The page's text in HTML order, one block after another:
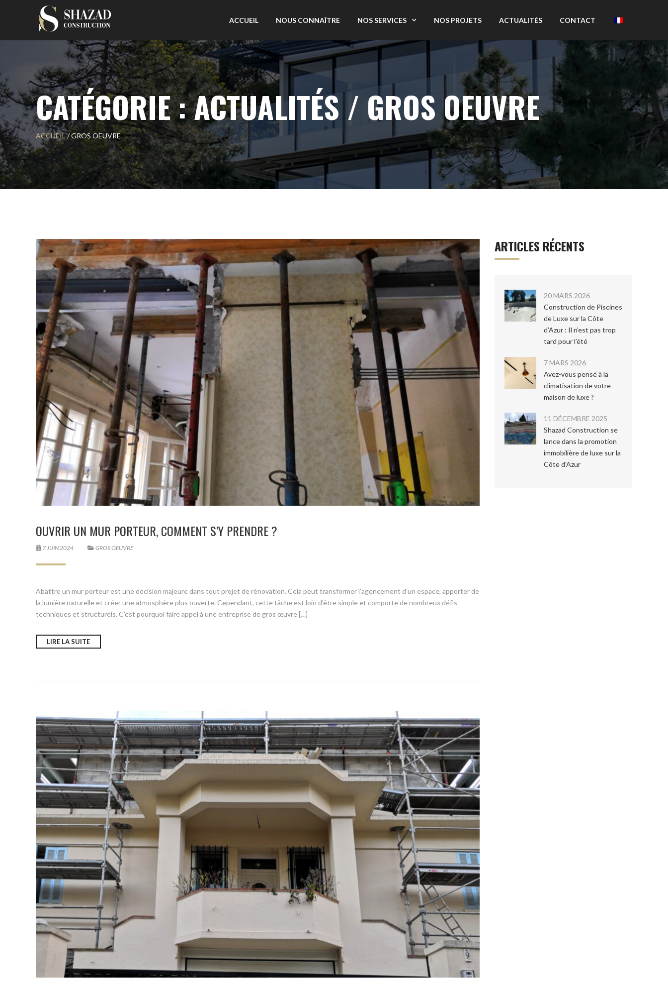
ACCUEIL NOUS CONNAÎTRE NOS SERVICES NOS PROJETS ACTUALITÉS CONTACT
CATÉGORIE : ACTUALITÉS / GROS OEUVRE
ACCUEIL/GROS OEUVRE
OUVRIR UN MUR PORTEUR, COMMENT S’Y PRENDRE ?
7 JUIN 2024 GROS OEUVRE
Abattre un mur porteur est une décision majeure dans tout projet de rénovation. Cela peut transformer l’agencement d’un espace, apporter de
la lumière naturelle et créer une atmosphère plus ouverte. Cependant, cette tâche est loin d’être simple et comporte de nombreux défis
techniques et structurels. C’est pourquoi faire appel à une entreprise de gros œuvre […]
LIRE LA SUITE
ARTICLES RÉCENTS
20 MARS 2026
Construction de Piscines
de Luxe sur la Côte
d’Azur : Il n’est pas trop
tard pour l’été
7 MARS 2026
Avez-vous pensé à la
climatisation de votre
maison de luxe ?
11 DÉCEMBRE 2025
Shazad Construction se
lance dans la promotion
immobilière de luxe sur la
Côte d’Azur